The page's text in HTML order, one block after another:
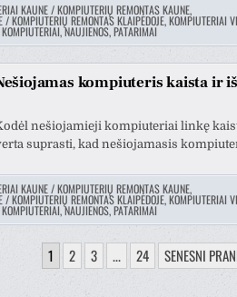
KAUNE / KOMPIUTERIŲ REMONTAS KAUNE,
/ KOMPIUTERIŲ REMONTAS KLAIPĖDOJE,KOMPIUTERIAI
NAUJIENOS, PATARIMAI
kompiuteris kaista ir
nešiojamieji kompiuteriai linkę
suprasti, kad nešiojamasis
KAUNE / KOMPIUTERIŲ REMONTAS KAUNE,
/ KOMPIUTERIŲ REMONTAS KLAIPĖDOJE,KOMPIUTERIAI
NAUJIENOS, PATARIMAI
1 2 3 ... 24 SENESNI